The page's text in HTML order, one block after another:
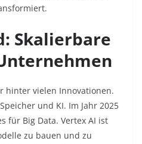
Skalierbare
hinter vielen Innovationen.
und KI. Im Jahr 2025
für Big Data. Vertex AI ist
zu bauen und zu